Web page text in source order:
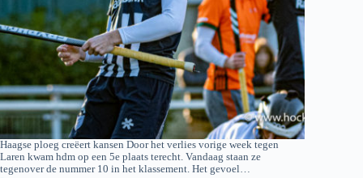
Haagse ploeg creëert kansen Door het verlies vorige week tegen
Laren kwam hdm op een 5e plaats terecht. Vandaag staan ze
tegenover de nummer 10 in het klassement. Het gevoel…